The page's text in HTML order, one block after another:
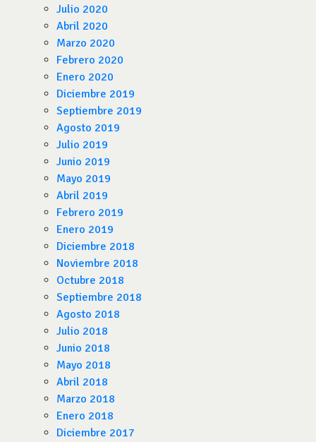
Julio 2020
Abril 2020
Marzo 2020
Febrero 2020
Enero 2020
Diciembre 2019
Septiembre 2019
Agosto 2019
Julio 2019
Junio 2019
Mayo 2019
Abril 2019
Febrero 2019
Enero 2019
Diciembre 2018
Noviembre 2018
Octubre 2018
Septiembre 2018
Agosto 2018
Julio 2018
Junio 2018
Mayo 2018
Abril 2018
Marzo 2018
Enero 2018
Diciembre 2017